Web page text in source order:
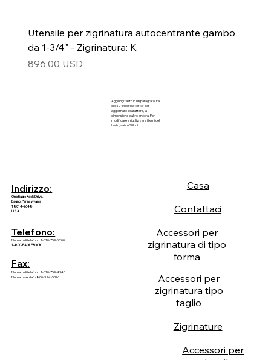
Utensile per zigrinatura autocentrante gambo
da 1-3/4" - Zigrinatura: K
Prezzo
896,00 USD
Aggiungi testo in un paragrafo. Fai
clic su "Modifica testo" per
aggiornare il carattere, la
dimensione e altro ancora. Per
modificare e riutilizzare i temi del
testo, vai su Stili sito.
Indirizzo:
One Eagle Rock Drive.
Bagno, Pennsylvania
18014-9648
U.S.A.
Telefono:
Numero di telefono: 1-610-759-5200
1-800-EAGLEROCK
Fax:
Numero di telefono: 1-610-759-4340
Numero verde 1-800-324-5376
Casa
Contattaci
Accessori per
zigrinatura di tipo
forma
Accessori per
zigrinatura tipo
taglio
Zigrinature
Accessori per